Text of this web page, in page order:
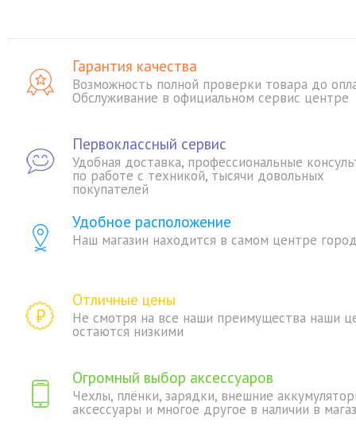
Гарантия качества
Возможность полной проверки товара до
Обслуживание в официальном сервис центре
Первоклассный сервис
Удобная доставка, профессиональные
по работе с техникой, тысячи довольных
покупателей
Удобное расположение
Наш магазин находится в самом центре
Отличные цены
Не смотря на все наши преимущества наши
остаются низкими
Огромный выбор аксессуаров
Чехлы, плёнки, зарядки, внешние
аксессуары и многое другое в наличии в